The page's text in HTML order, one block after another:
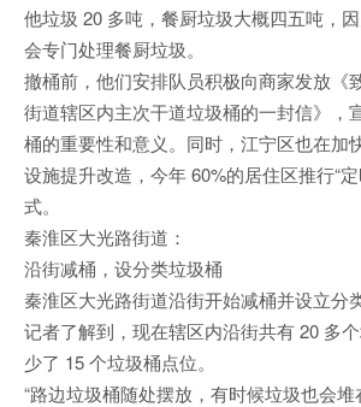
他垃圾 20 多吨，餐厨垃圾大概四五吨，
会专门处理餐厨垃圾。
撤桶前，他们安排队员积极向商家发放《
街道辖区内主次干道垃圾桶的一封信》，
桶的重要性和意义。同时，江宁区也在加
设施提升改造，今年 60%的居住区推行“
式。
秦淮区大光路街道：
沿街减桶，设分类垃圾桶
秦淮区大光路街道沿街开始减桶并设立分
记者了解到，现在辖区内沿街共有 20 多
少了 15 个垃圾桶点位。
“路边垃圾桶随处摆放，有时候垃圾也会